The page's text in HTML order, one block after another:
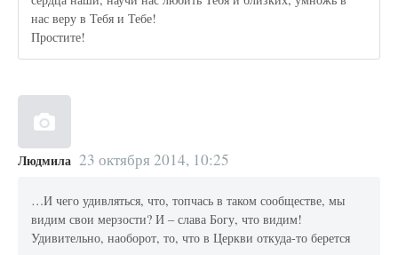
нас веру в Тебя и Тебе!
Простите!
Людмила 23 октября 2014, 10:25
…И чего удивляться, что, топчась в таком сообществе, мы
видим свои мерзости? И – слава Богу, что видим!
Удивительно, наоборот, то, что в Церкви откуда-то берется